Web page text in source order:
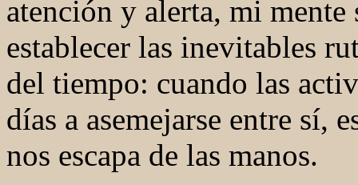
atención y alerta, mi mente
establecer las inevitables
del tiempo: cuando las
días a asemejarse entre sí,
nos escapa de las manos.